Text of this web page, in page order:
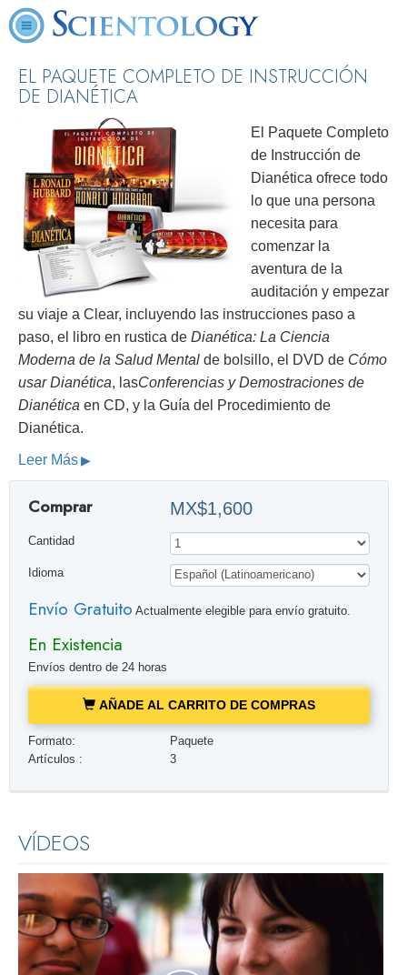
EL PAQUETE COMPLETO DE INSTRUCCIÓN
DE DIANÉTICA
El Paquete Completo
de Instrucción de
Dianética ofrece todo
lo que una persona
necesita para
comenzar la
aventura de la
auditación y empezar
su viaje a Clear, incluyendo las instrucciones paso a
paso, el libro en rustica de Dianética: La Ciencia
Moderna de la Salud Mental de bolsillo, el DVD de Cómo
usar Dianética, lasConferencias y Demostraciones de
Dianética en CD, y la Guía del Procedimiento de
Dianética.
Leer Más
Comprar MX$1,600
Cantidad
Idioma
Envío Gratuito Actualmente elegible para envío gratuito.
En Existencia
Envíos dentro de 24 horas
AÑADE AL CARRITO DE COMPRAS
Formato:
Paquete
Artículos :
3
VÍDEOS